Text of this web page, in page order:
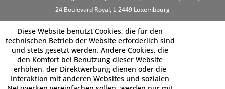
24 Boulevard Royal, L-2449 Luxembourg
Diese Website benutzt Cookies, die für den
technischen Betrieb der Website erforderlich sind
und stets gesetzt werden. Andere Cookies, die
den Komfort bei Benutzung dieser Website
erhöhen, der Direktwerbung dienen oder die
Interaktion mit anderen Websites und sozialen